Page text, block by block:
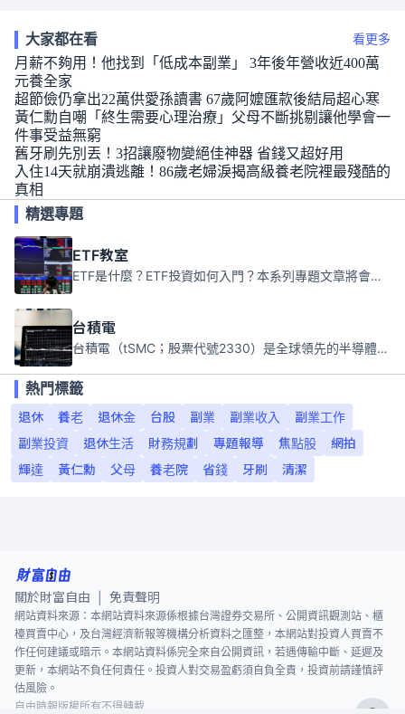
大家都在看 看更多
月薪不夠用！他找到「低成本副業」 3年後年營收近400萬
元養全家
超節儉仍拿出22萬供愛孫讀書 67歲阿嬤匯款後結局超心寒
黃仁勳自嘲「終生需要心理治療」父母不斷挑剔讓他學會一
件事受益無窮
舊牙刷先別丟！3招讓廢物變絕佳神器 省錢又超好用
入住14天就崩潰逃離！86歲老婦淚揭高級養老院裡最殘酷的
真相
精選專題
ETF教室
ETF是什麼？ETF投資如何入門？本系列專題文章將會告訴你新手必須知道的ETF基礎知識。
台積電
台積電（tSMC；股票代號2330）是全球領先的半導體代工公司，成立於1987年，總部位於台灣新竹。且已於美國、日本、德國及中國設廠，台積電是全球首家專業積體電路製造服務公司，也是全球最先進和最大規模的半導體代工廠。
熱門標籤
退休
養老 退休金 台股 副業 副業收入
副業工作
副業投資
退休生活 財務規劃 專題報導 焦點股
網拍
輝達
黃仁勳 父母 養老院 省錢 牙刷 清潔
關於財富自由 免責聲明
網站資料來源：本網站資料來源係根據台灣證券交易所、公開資訊觀測站、櫃
檯買賣中心，及台灣經濟新報等機構分析資料之匯整，本網站對投資人買賣不
作任何建議或暗示。本網站資料係完全來自公開資訊，若遇傳輸中斷、延遲及
更新，本網站不負任何責任。投資人對交易盈虧須自負全責，投資前請謹慎評
估風險。
自由時報版權所有不得轉載